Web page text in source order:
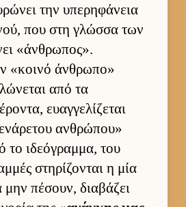
την υπερηφάνεια
που στη γλώσσα των
«άν­θρωπος».
«κοινό άν­θρωπο»
από τα
ευαγ­γελίζεται
αν­θρώπου»
το ιδεόγραμ­μα, του
στηρίζονται η μία
πέσουν, δια­βάζει